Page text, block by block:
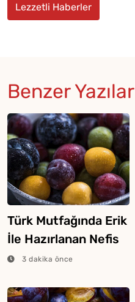
Lezzetli Haberler
Benzer Yazılar
Türk Mutfağında Erik
İle Hazırlanan Nefis
Yemekler
3 dakika önce